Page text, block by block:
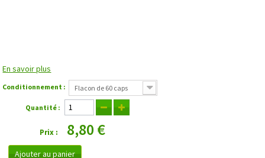
En savoir plus
Conditionnement : Flacon de 60 caps
Quantité :
Prix : 8,80 €
Ajouter au panier